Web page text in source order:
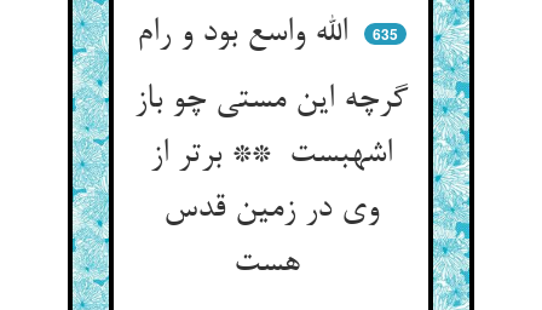
الله واسع بود و رام
635
گرچه این مستی چو باز
اشهبست ** برتر از
وی در زمین قدس
هست